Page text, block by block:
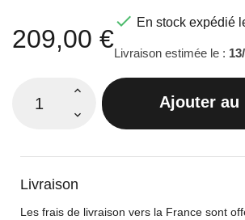
209,00 €
 En stock expédié
Livraison estimée le :
Ajouter au
Livraison
Les frais de livraison vers la France sont